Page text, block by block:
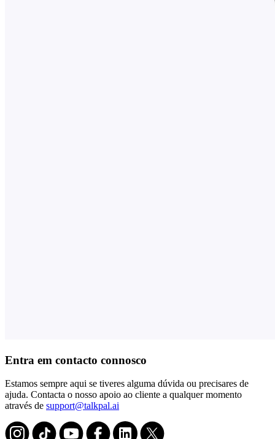
Entra em contacto connosco
Estamos sempre aqui se tiveres alguma dúvida ou precisares de
ajuda. Contacta o nosso apoio ao cliente a qualquer momento
através de support@talkpal.ai